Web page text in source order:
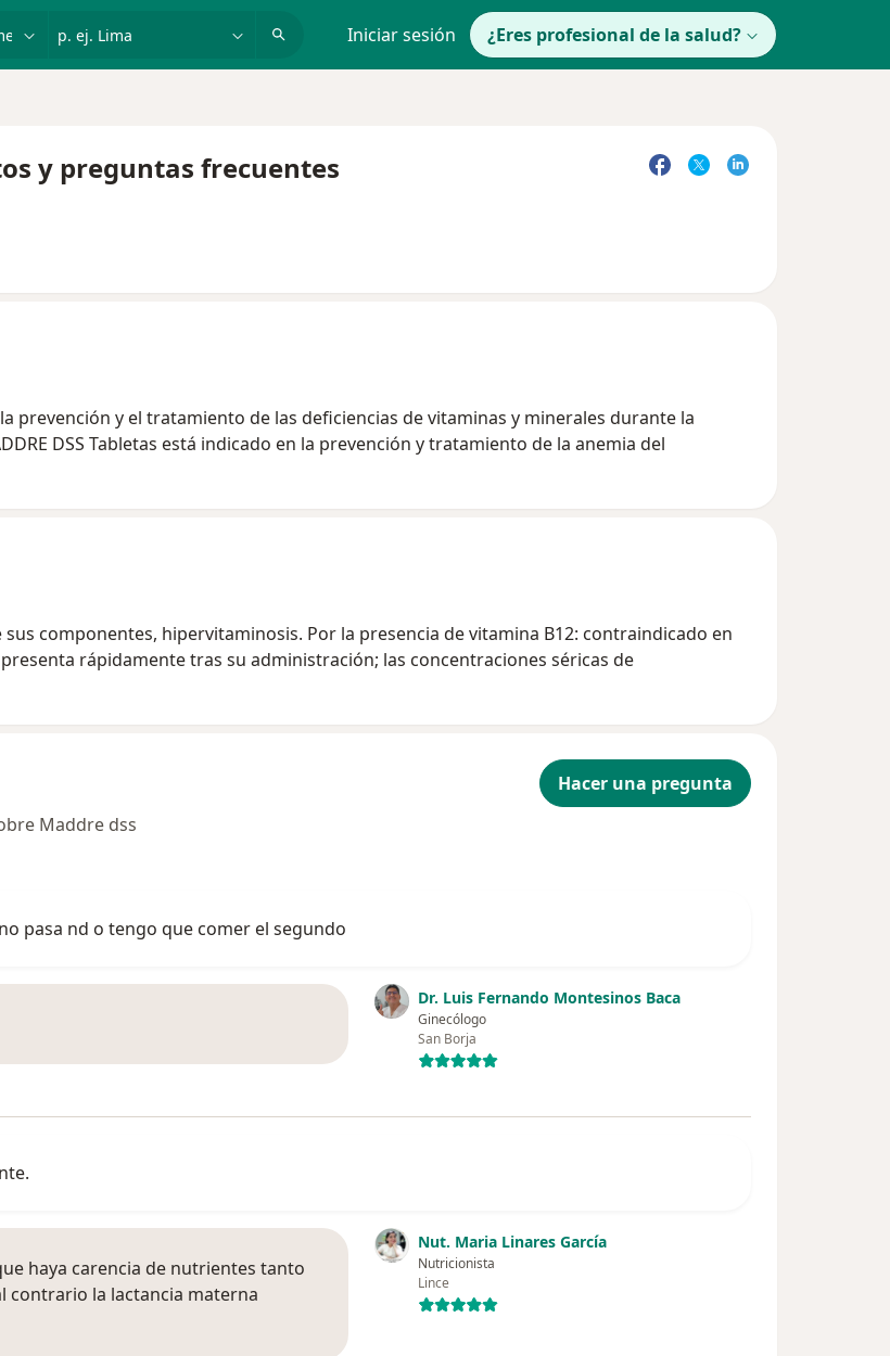
Iniciar sesión ¿Eres profesional de la salud?
y preguntas frecuentes
prevención y el tratamiento de las deficiencias de vitaminas y minerales durante la
DSS Tabletas está indicado en la prevención y tratamiento de la anemia del
componentes, hipervitaminosis. Por la presencia de vitamina B12: contraindicado en
rápidamente tras su administración; las concentraciones séricas de
Hacer una pregunta
Maddre dss
pasa nd o tengo que comer el segundo
Dr. Luis Fernando Montesinos Baca
Ginecólogo
San Borja
Nut. Maria Linares García
Nutricionista
Lince
haya carencia de nutrientes tanto
contrario la lactancia materna